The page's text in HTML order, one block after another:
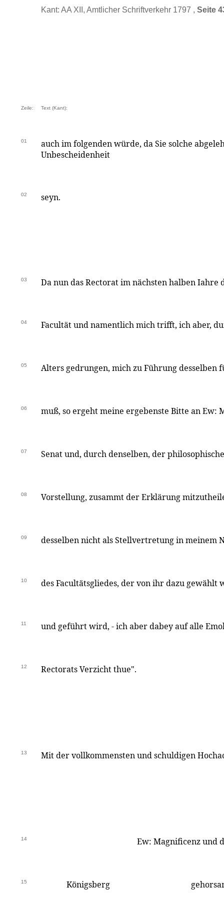
Kant: AA XII, Amtlicher Schriftverkehr 1797 , Seite
Zeile: Text (Kant):
01
auch im folgenden würde, da Sie solche
Unbescheidenheit
02 seyn.
03 Da nun das Rectorat im nächsten halben Iahre
04 Facultät und namentlich mich trifft, ich aber,
05 Alters gedrungen, mich zu Führung
06 muß, so ergeht meine ergebenste Bitte an Ew:
07 Senat und, durch denselben, der
08 Vorstellung, zusammt der Erklärung
09 desselben nicht als Stellvertretung in meinem
10 des Facultätsgliedes, der von ihr dazu
11 und geführt wird, - ich aber dabey auf alle
12 Rectorats Verzicht thue".
13 Mit der vollkommensten und schuldigen
14 Ew: Magnificenz und
15 Königsberg